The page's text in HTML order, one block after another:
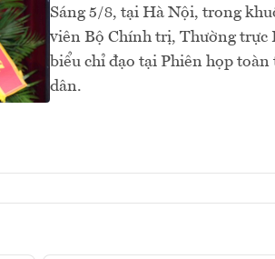
Sáng 5/8, tại Hà Nội, trong
viên Bộ Chính trị, Thường trực
biểu chỉ đạo tại Phiên họp
dân.